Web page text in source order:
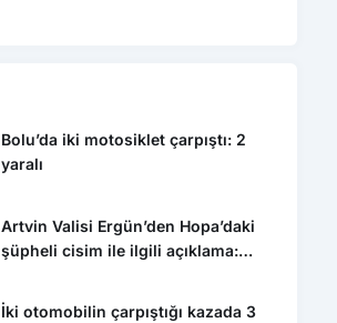
Bolu’da iki motosiklet çarpıştı: 2
yaralı
Artvin Valisi Ergün’den Hopa’daki
şüpheli cisim ile ilgili açıklama:
yeniden trafiğe açıldı”
İki otomobilin çarpıştığı kazada 3